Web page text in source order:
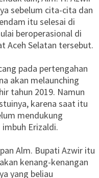
sebelum cita-cita dan
itu selesai di
beroperasional di
Aceh Selatan tersebut.
pada pertengahan
akan melaunching
tahun 2019. Namun
karena saat itu
mendukung
Erizaldi.
Alm. Bupati Azwir itu
kenang-kenangan
yang beliau